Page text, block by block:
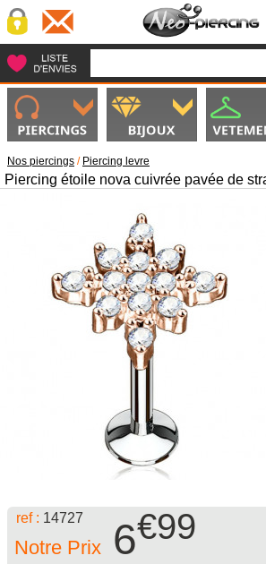
Nos piercings / Piercing levre
Piercing étoile nova cuivrée pavée de
ref : 14727
Notre Prix 6€99